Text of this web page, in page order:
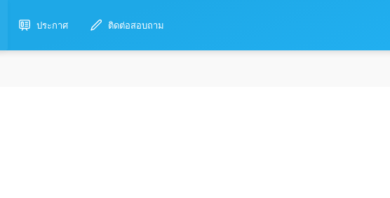
ประกาศ ติดต่อสอบถาม